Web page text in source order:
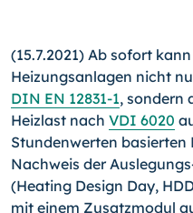
(15.7.2021) Ab sofort
Heizungsanlagen nicht
DIN EN 12831-1, sondern
Heizlast nach VDI 6020
Stundenwerten basierten
Nachweis der
(Heating Design Day,
mit einem Zusatzmodul